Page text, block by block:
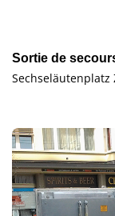
Sortie de
Sechseläutenplatz